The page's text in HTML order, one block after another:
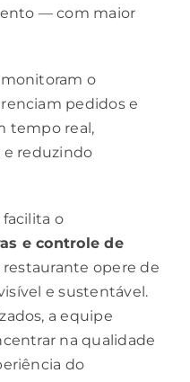
— com maior
o
pedidos e
tempo real,
e reduzindo
o
e controle de
opere de
e sustentável.
a equipe
na qualidade
do